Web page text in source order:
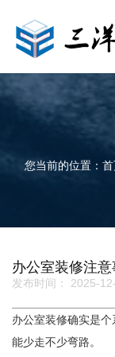
您当前的位置：
办公室装修注意
发布时间： 2025-
办公室装修确实是
能少走不少弯路。